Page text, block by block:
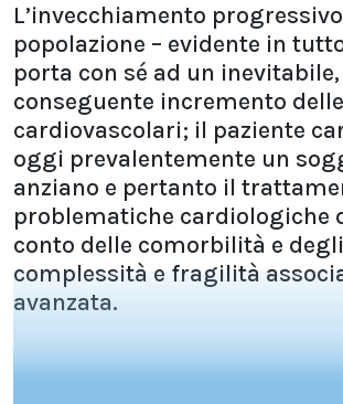
L’invecchiamento
popolazione – evidente in
porta con sé ad un inevitabile,
conseguente incremento
cardiovascolari; il paziente
oggi prevalentemente un
anziano e pertanto il
problematiche cardiologiche
conto delle comorbilità e
complessità e fragilità
avanzata.